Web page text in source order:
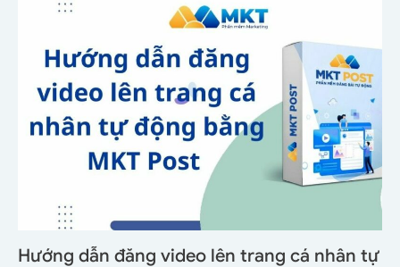
Hướng dẫn đăng video lên trang cá nhân tự